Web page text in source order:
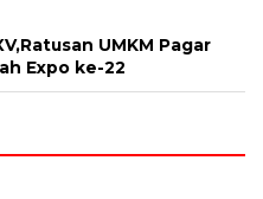
UMKM Pagar
Expo ke-22